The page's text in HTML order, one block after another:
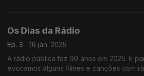
Os Dias da Rádio
Ep. 3
16 jan. 2025
A rádio pública faz 90 anos em 2025. E
evocamos alguns filmes e canções com